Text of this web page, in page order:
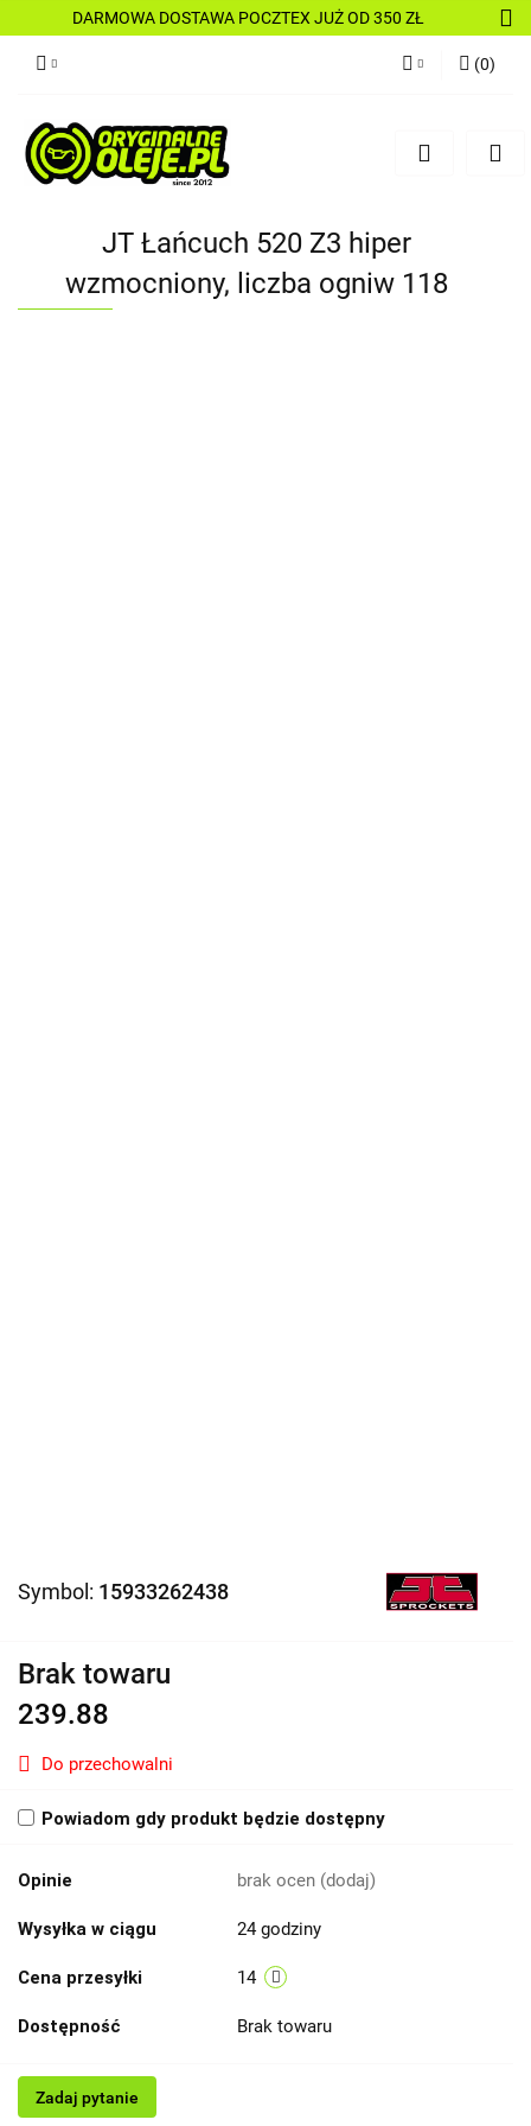
DARMOWA DOSTAWA POCZTEX JUŻ OD 350 ZŁ
Zarejestruj się
(0)
JT Łańcuch 520 Z3 hiper
wzmocniony, liczba ogniw 118
Symbol: 15933262438
Brak towaru
239.88
Do przechowalni
Powiadom gdy produkt będzie dostępny
Opinie brak ocen (dodaj)
Wysyłka w ciągu 24 godziny
Cena przesyłki 14
Dostępność Brak towaru
Zadaj pytanie